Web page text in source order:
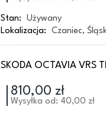
Stan:
Używany
Lokalizacja:
Czaniec,
SKODA OCTAVIA VRS
810,00 zł
Wysyłka od: 40,00 zł